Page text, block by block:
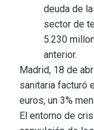
deuda de
sector de
5.230
anterior.
Madrid, 18 de
sanitaria facturó
euros, un 3%
El entorno de